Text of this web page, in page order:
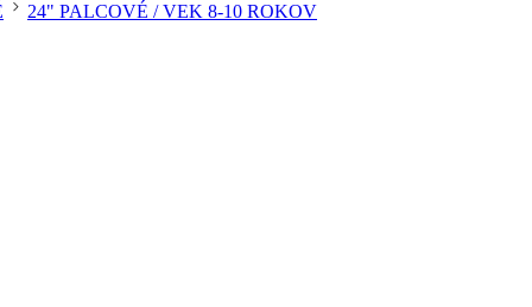
24" PALCOVÉ / VEK 8-10 ROKOV